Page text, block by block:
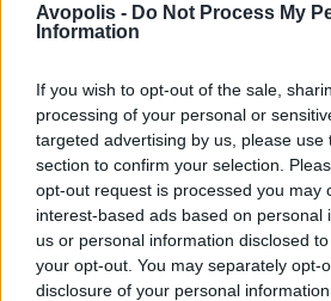
Avopolis - Do Not Process My
Information
If you wish to opt-out of the sale,
processing of your personal or
targeted advertising by us, please use
section to confirm your selection.
opt-out request is processed you may
interest-based ads based on personal
us or personal information disclosed
your opt-out. You may separately opt-
disclosure of your personal